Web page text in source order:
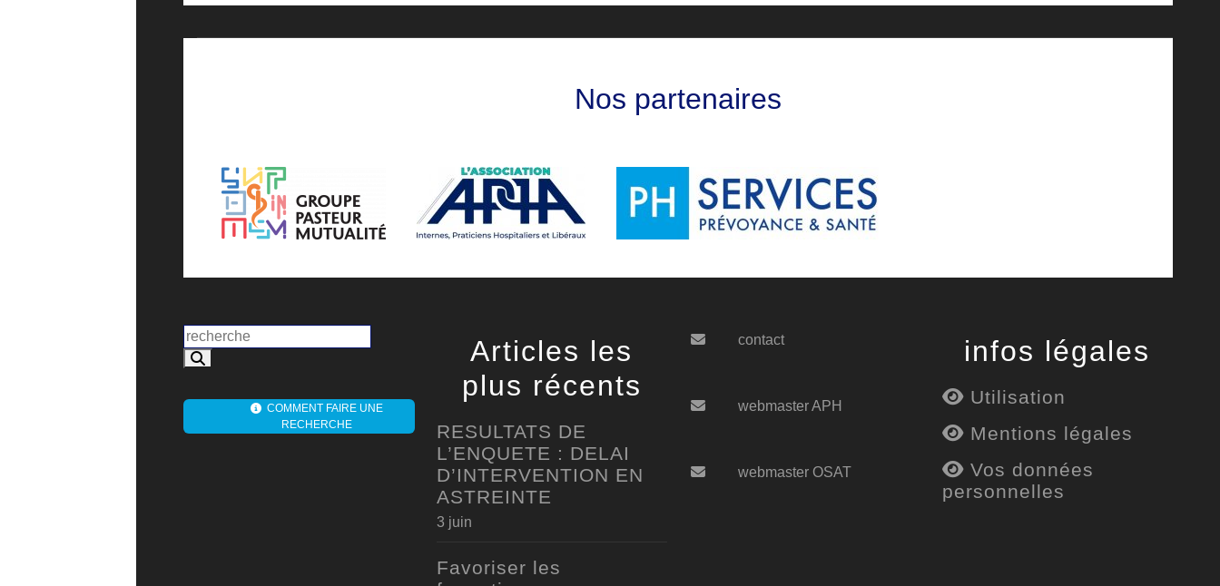
Nos partenaires
COMMENT FAIRE UNE
RECHERCHE
Articles les
plus récents
RESULTATS DE
L’ENQUETE : DELAI
D’INTERVENTION EN
ASTREINTE
3 juin
Favoriser les
contact
webmaster APH
webmaster OSAT
infos légales
Utilisation
Mentions légales
Vos données
personnelles